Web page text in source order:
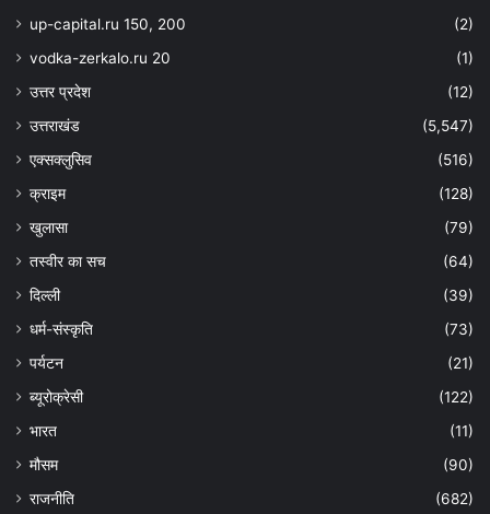
up-capital.ru 150, 200
(2)
vodka-zerkalo.ru 20
(1)
उत्तर प्रदेश
(12)
उत्तराखंड
(5,547)
एक्सक्लुसिव
(516)
क्राइम
(128)
खुलासा
(79)
तस्वीर का सच
(64)
दिल्ली
(39)
धर्म-संस्कृति
(73)
पर्यटन
(21)
ब्यूरोक्रेसी
(122)
भारत
(11)
मौसम
(90)
राजनीति
(682)